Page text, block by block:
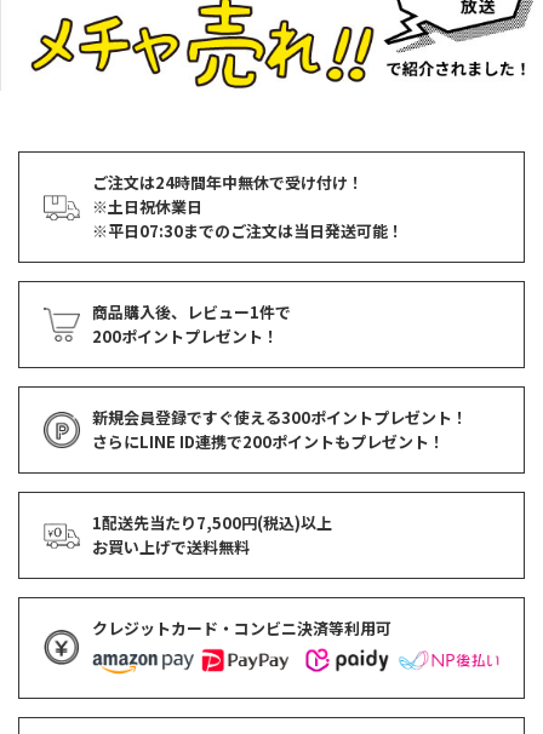
ご注文は24時間年中無休で受け付け！
※土日祝休業日
※平日07:30までのご注文は当日発送可能！
商品購入後、レビュー1件で
200ポイントプレゼント！
新規会員登録ですぐ使える300ポイントプレゼント！
さらにLINE ID連携で200ポイントもプレゼント！
1配送先当たり7,500円(税込)以上
お買い上げで送料無料
クレジットカード・コンビニ決済等利用可